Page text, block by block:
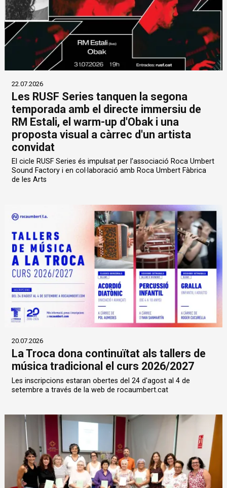
22.07.2026
Les RUSF Series tanquen la segona
temporada amb el directe immersiu de
RM Estali, el warm-up d'Obak i una
proposta visual a càrrec d'un artista
convidat
El cicle RUSF Series és impulsat per l’associació Roca Umbert
Sound Factory i en col·laboració amb Roca Umbert Fàbrica
de les Arts
20.07.2026
La Troca dona continuïtat als tallers de
música tradicional el curs 2026/2027
Les inscripcions estaran obertes del 24 d'agost al 4 de
setembre a través de la web de rocaumbert.cat